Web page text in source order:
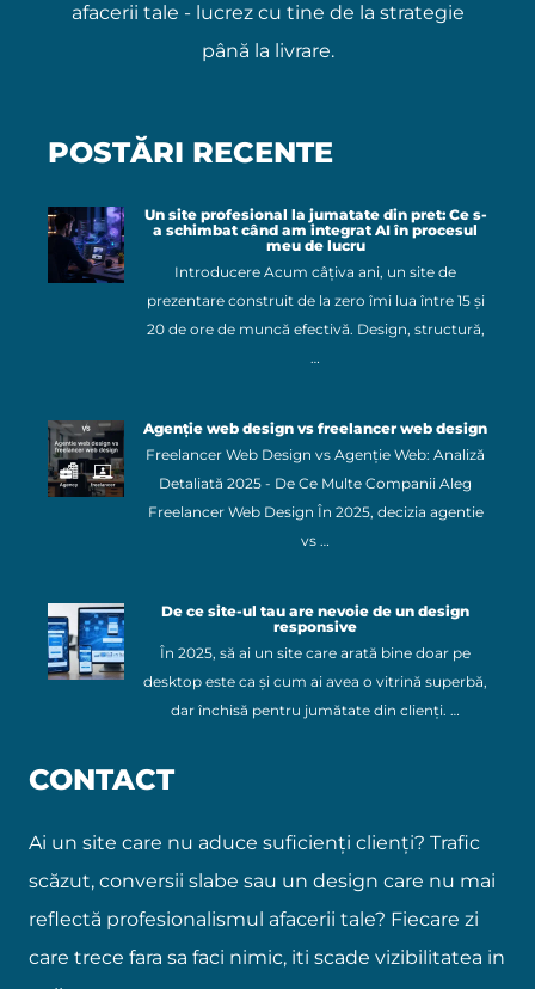
afacerii tale - lucrez cu tine de la strategie
până la livrare.
POSTĂRI RECENTE
Un site profesional la jumatate din pret: Ce s-
a schimbat când am integrat AI în procesul
meu de lucru
Introducere Acum câțiva ani, un site de
prezentare construit de la zero îmi lua între 15 și
20 de ore de muncă efectivă. Design, structură,
…
Agenție web design vs freelancer web design
Freelancer Web Design vs Agenție Web: Analiză
Detaliată 2025 - De Ce Multe Companii Aleg
Freelancer Web Design În 2025, decizia agentie
vs …
De ce site-ul tau are nevoie de un design
responsive
În 2025, să ai un site care arată bine doar pe
desktop este ca și cum ai avea o vitrină superbă,
dar închisă pentru jumătate din clienți. …
CONTACT
Ai un site care nu aduce suficienți clienți? Trafic
scăzut, conversii slabe sau un design care nu mai
reflectă profesionalismul afacerii tale? Fiecare zi
care trece fara sa faci nimic, iti scade vizibilitatea in